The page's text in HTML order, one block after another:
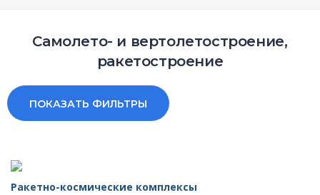
Самолето- и вертолетостроение,
ракетостроение
ПОКАЗАТЬ ФИЛЬТРЫ
Ракетно-космические комплексы